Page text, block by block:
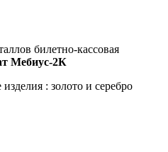
билетно-кассовая
Мебиус-2К
: золото и серебро